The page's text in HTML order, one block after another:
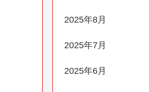
2025年8月
2025年7月
2025年6月